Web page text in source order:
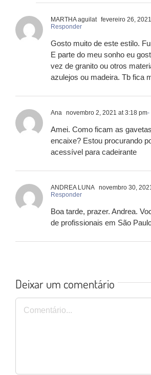
MARTHA aguilat fevereiro 26,
Responder
Gosto muito de este estilo.
E parte do meu sonho eu
vez de granito ou otros
azulejos ou madeira. Tb fica
Ana novembro 2, 2021 at 3:18 pm-
Amei. Como ficam as
encaixe? Estou procurando
acessível para cadeirante
ANDREA LUNA novembro 30,
Responder
Boa tarde, prazer. Andrea.
de profissionais em São
Deixar um comentário
Comentário